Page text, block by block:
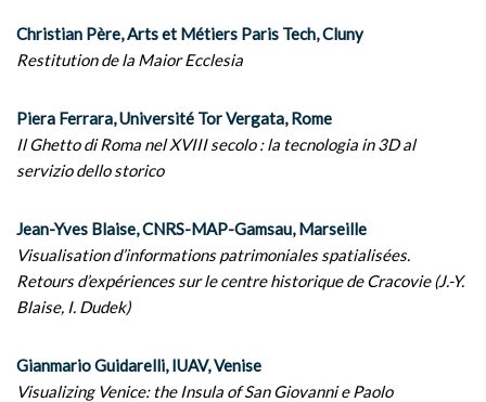
Christian Père, Arts et Métiers Paris Tech, Cluny
Restitution de la Maior Ecclesia
Piera Ferrara, Université Tor Vergata, Rome
Il Ghetto di Roma nel XVIII secolo : la tecnologia in 3D al
servizio dello storico
Jean-Yves Blaise, CNRS-MAP-Gamsau, Marseille
Visualisation d’informations patrimoniales spatialisées.
Retours d’expériences sur le centre historique de Cracovie (J.-Y.
Blaise, I. Dudek)
Gianmario Guidarelli, IUAV, Venise
Visualizing Venice: the Insula of San Giovanni e Paolo